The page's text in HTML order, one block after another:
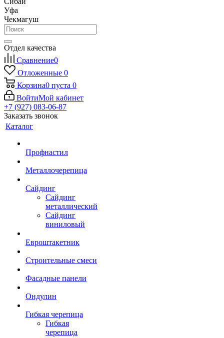
Уфа
Чекмагуш
Отдел качества
Сравнение0
Отложенные 0
Корзина0 пуста 0
ВойтиМой кабинет
+7 (927) 083-06-87
Заказать звонок
Каталог
Профнастил
Металлочерепица
Сайдинг
Сайдинг
металлический
Сайдинг
виниловый
Евроштакетник
Строительные смеси
Фасадные панели
Ондулин
Гибкая черепица
Гибкая
черепица